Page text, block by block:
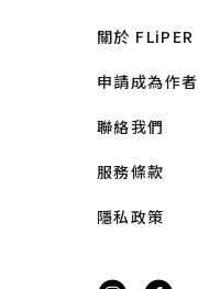
關於 FLiPER
申請成為作者
聯絡我們
服務條款
隱私政策